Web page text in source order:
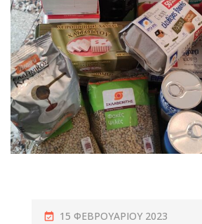
15 ΦΕΒΡΟΥΑΡΊΟΥ 2023